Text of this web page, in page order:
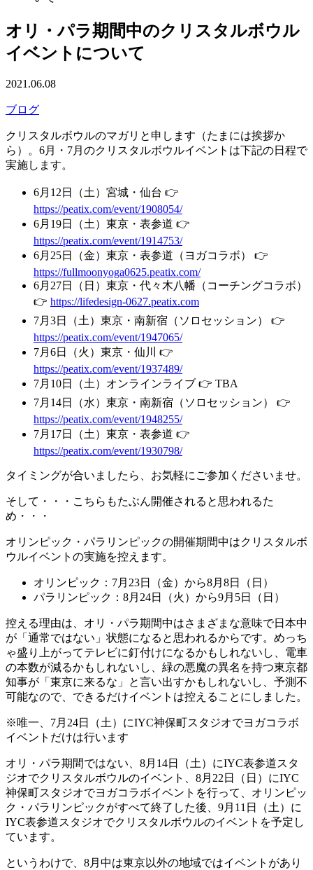
オリ・パラ期間中のクリスタルボウル
イベントについて
2021.06.08
ブログ
クリスタルボウルのマガリと申します（たまには挨拶か
ら）。6月・7月のクリスタルボウルイベントは下記の日程で
実施します。
6月12日（土）宮城・仙台 👉
https://peatix.com/event/1908054/
6月19日（土）東京・表参道 👉
https://peatix.com/event/1914753/
6月25日（金）東京・表参道（ヨガコラボ） 👉
https://fullmoonyoga0625.peatix.com/
6月27日（日）東京・代々木八幡（コーチングコラボ）
👉 https://lifedesign-0627.peatix.com
7月3日（土）東京・南新宿（ソロセッション） 👉
https://peatix.com/event/1947065/
7月6日（火）東京・仙川 👉
https://peatix.com/event/1937489/
7月10日（土）オンラインライブ 👉 TBA
7月14日（水）東京・南新宿（ソロセッション） 👉
https://peatix.com/event/1948255/
7月17日（土）東京・表参道 👉
https://peatix.com/event/1930798/
タイミングが合いましたら、お気軽にご参加くださいませ。
そして・・・こちらもたぶん開催されると思われるた
め・・・
オリンピック・パラリンピックの開催期間中はクリスタルボ
ウルイベントの実施を控えます。
オリンピック：7月23日（金）から8月8日（日）
パラリンピック：8月24日（火）から9月5日（日）
控える理由は、オリ・パラ期間中はさまざまな意味で日本中
が「通常ではない」状態になると思われるからです。めっち
ゃ盛り上がってテレビに釘付けになるかもしれないし、電車
の本数が減るかもしれないし、緑の悪魔の異名を持つ東京都
知事が「東京に来るな」と言い出すかもしれないし、予測不
可能なので、できるだけイベントは控えることにしました。
※唯一、7月24日（土）にIYC神保町スタジオでヨガコラボ
イベントだけは行います
オリ・パラ期間ではない、8月14日（土）にIYC表参道スタ
ジオでクリスタルボウルのイベント、8月22日（日）にIYC
神保町スタジオでヨガコラボイベントを行って、オリンピッ
ク・パラリンピックがすべて終了した後、9月11日（土）に
IYC表参道スタジオでクリスタルボウルのイベントを予定し
ています。
というわけで、8月中は東京以外の地域ではイベントがあり